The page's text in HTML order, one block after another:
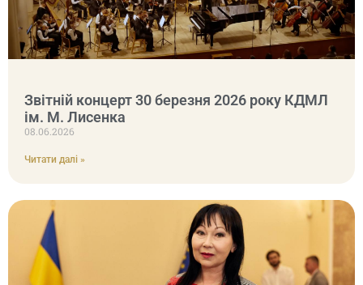
Звітній концерт 30 березня 2026 року КДМЛ
ім. М. Лисенка
08.06.2026
Читати далі »